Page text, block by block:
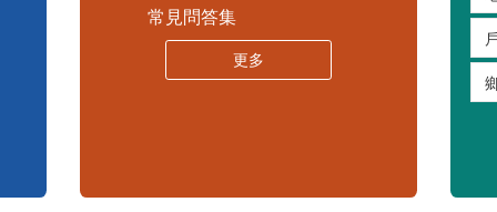
苗栗縣30人以下學校公告專區
嚴重特殊傳染性肺炎專區